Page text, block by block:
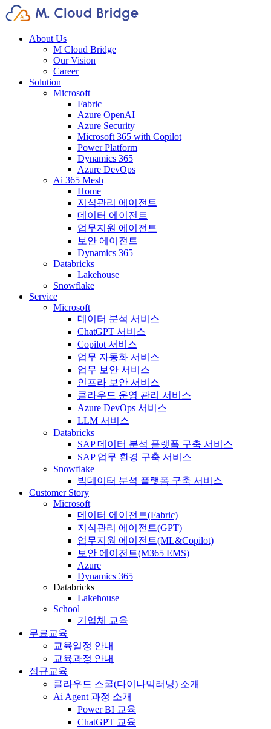
About Us
M Cloud Bridge
Our Vision
Career
Solution
Microsoft
Fabric
Azure OpenAI
Azure Security
Microsoft 365 with Copilot
Power Platform
Dynamics 365
Azure DevOps
Ai 365 Mesh
Home
지식관리 에이전트
데이터 에이전트
업무지원 에이전트
보안 에이전트
Dynamics 365
Databricks
Lakehouse
Snowflake
Service
Microsoft
데이터 분석 서비스
ChatGPT 서비스
Copilot 서비스
업무 자동화 서비스
업무 보안 서비스
인프라 보안 서비스
클라우드 운영 관리 서비스
Azure DevOps 서비스
LLM 서비스
Databricks
SAP 데이터 분석 플랫폼 구축 서비스
SAP 업무 환경 구축 서비스
Snowflake
빅데이터 분석 플랫폼 구축 서비스
Customer Story
Microsoft
데이터 에이전트(Fabric)
지식관리 에이전트(GPT)
업무지원 에이전트(ML&Copilot)
보안 에이전트(M365 EMS)
Azure
Dynamics 365
Databricks
Lakehouse
School
기업체 교육
무료교육
교육일정 안내
교육과정 안내
정규교육
클라우드 스쿨(다이나믹러닝) 소개
Ai Agent 과정 소개
Power BI 교육
ChatGPT 교육